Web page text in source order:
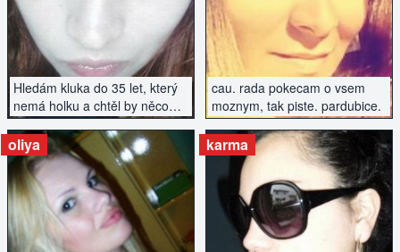
Hledám kluka do 35 let, který
nemá holku a chtěl by něco
podniknout....
cau. rada pokecam o vsem
moznym, tak piste. pardubice.
oliya
ZOBRAZIT INZERÁT
karma
ZOBRAZIT INZERÁT